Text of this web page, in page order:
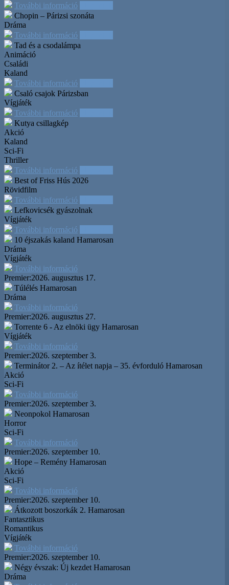
További információ
Chopin – Párizsi szonáta
Dráma
További információ
Tad és a csodalámpa
Animáció
Családi
Kaland
További információ
Csaló csajok Párizsban
Vígjáték
További információ
Kutya csillagkép
Akció
Kaland
Sci-Fi
Thriller
További információ
Best of Friss Hús 2026
Rövidfilm
További információ
Lefkovicsék gyászolnak
Vígjáték
További információ
10 éjszakás kaland Hamarosan
Dráma
Vígjáték
További információ
Premier:2026. augusztus 17.
Túlélés Hamarosan
Dráma
További információ
Premier:2026. augusztus 27.
Torrente 6 - Az elnöki ügy Hamarosan
Vígjáték
További információ
Premier:2026. szeptember 3.
Terminátor 2. – Az ítélet napja – 35. évforduló Hamarosan
Akció
Sci-Fi
További információ
Premier:2026. szeptember 3.
Neonpokol Hamarosan
Horror
Sci-Fi
További információ
Premier:2026. szeptember 10.
Hope – Remény Hamarosan
Akció
Sci-Fi
További információ
Premier:2026. szeptember 10.
Átkozott boszorkák 2. Hamarosan
Fantasztikus
Romantikus
Vígjáték
További információ
Premier:2026. szeptember 10.
Négy évszak: Új kezdet Hamarosan
Dráma